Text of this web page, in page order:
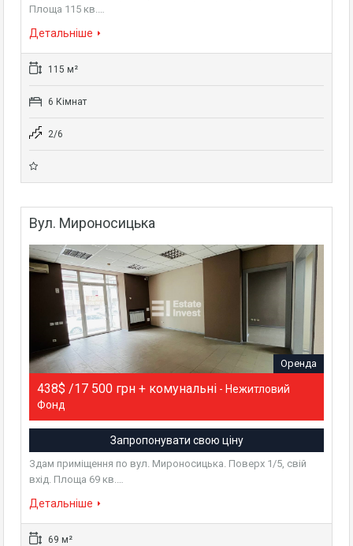
Площа 115 кв.…
Детальніше
115 м²
6 Кімнат
2/6
Вул. Мироносицька
Оренда
438$ /17 500 грн + комунальні - Нежитловий
Фонд
Запропонувати свою ціну
Здам приміщення по вул. Мироносицька. Поверх 1/5, свій
вхід. Площа 69 кв.…
Детальніше
69 м²